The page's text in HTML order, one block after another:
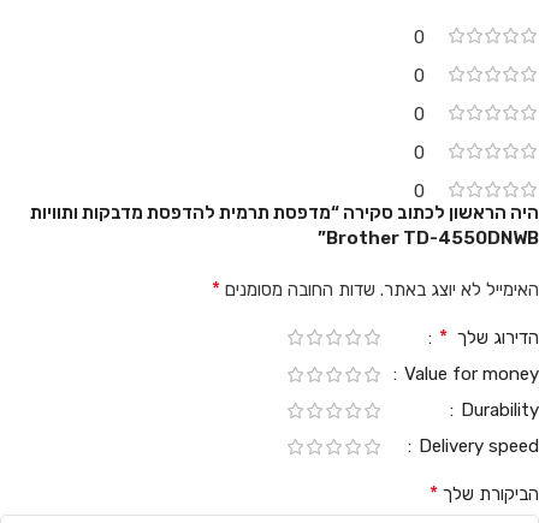
0
0
0
0
0
היה הראשון לכתוב סקירה “מדפסת ‏תרמית ‏להדפסת מדבקות ותוויות
Brother TD-4550DNWB”
האימייל לא יוצג באתר. שדות החובה מסומנים *
הדירוג שלך *
Value for money
Durability
Delivery speed
הביקורת שלך *